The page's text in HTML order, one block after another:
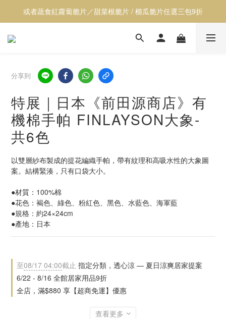
【透心涼】全館居家用品9折
或者蔬食紅蘿蔔脆片／甜菜根脆片 / 櫛瓜脆片任選三包9折
【透心涼】全館居家用品9折
分享到
特展｜日本《前田源商店》有
機棉手帕 FINLAYSON大象-
共6色
以雙層紗布製成的提花編織手帕，帶有紋理和高吸水性的大象圖
案。結構緊湊，只有口袋大小。
●材質：100%棉
●花色：褐色、綠色、粉紅色、黑色、水藍色、海軍藍
●規格：約24×24cm
●產地：日本
至08/17 04:00截止 指定分類，透心涼 — 夏日涼爽居家提案
6/22 - 8/16 全館居家用品9折
全店，滿$880 享【超商免運】優惠
查看更多